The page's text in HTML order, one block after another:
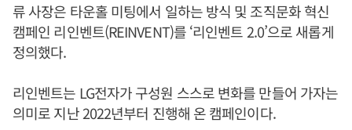
류 사장은 타운홀 미팅에서 일하는 방식 및 조직문화 혁신
캠페인 리인벤트(REINVENT)를 ‘리인벤트 2.0’으로 새롭게
정의했다.
리인벤트는 LG전자가 구성원 스스로 변화를 만들어 가자는
의미로 지난 2022년부터 진행해 온 캠페인이다.